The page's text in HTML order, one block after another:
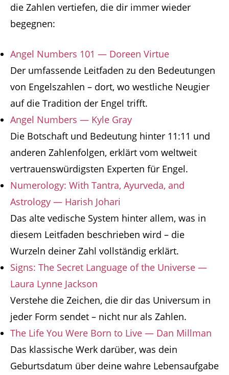
die Zahlen vertiefen, die dir immer wieder
begegnen:
Angel Numbers 101 — Doreen Virtue
Der umfassende Leitfaden zu den Bedeutungen
von Engelszahlen – dort, wo westliche Neugier
auf die Tradition der Engel trifft.
Angel Numbers — Kyle Gray
Die Botschaft und Bedeutung hinter 11:11 und
anderen Zahlenfolgen, erklärt vom weltweit
vertrauenswürdigsten Experten für Engel.
Numerology: With Tantra, Ayurveda, and
Astrology — Harish Johari
Das alte vedische System hinter allem, was in
diesem Leitfaden beschrieben wird – die
Wurzeln deiner Zahl vollständig erklärt.
Signs: The Secret Language of the Universe —
Laura Lynne Jackson
Verstehe die Zeichen, die dir das Universum in
jeder Form sendet – nicht nur als Zahlen.
The Life You Were Born to Live — Dan Millman
Das klassische Werk darüber, was dein
Geburtsdatum über deine wahre Lebensaufgabe